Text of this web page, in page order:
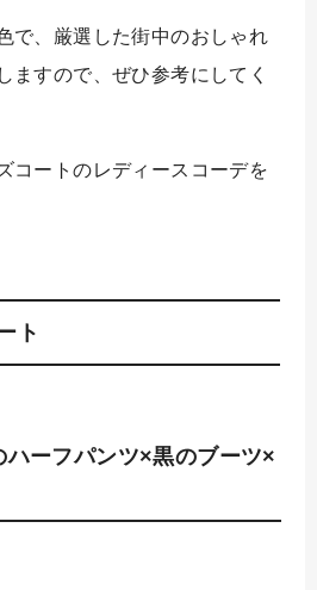
で、厳選した街中のおしゃれ
ますので、ぜひ参考にしてく
コートのレディースコーデを
ト
ーフパンツ×黒のブーツ×